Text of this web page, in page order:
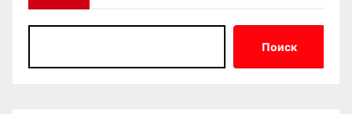
Поиск